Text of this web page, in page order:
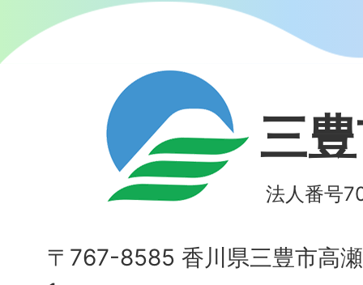
三
法人番号
〒767-8585 香川県三豊市高